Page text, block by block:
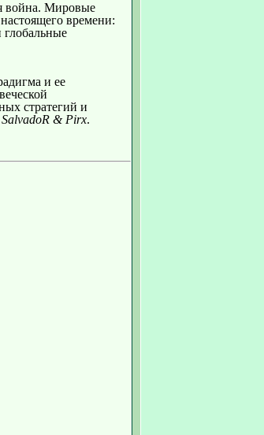
война. Мировые
времени:
глобальные
и ее
стратегий и
SalvadoR & Pirx.